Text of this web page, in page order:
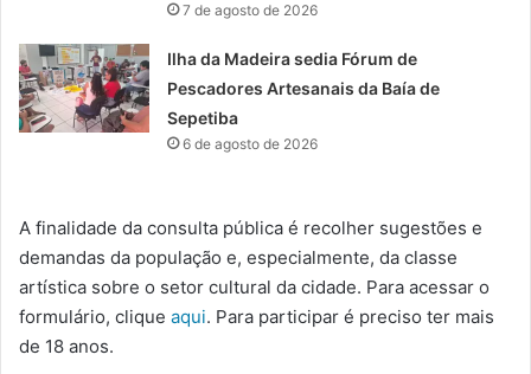
7 de agosto de 2026
Ilha da Madeira sedia Fórum de
Pescadores Artesanais da Baía de
Sepetiba
6 de agosto de 2026
A finalidade da consulta pública é recolher sugestões e
demandas da população e, especialmente, da classe
artística sobre o setor cultural da cidade. Para acessar o
formulário, clique aqui. Para participar é preciso ter mais
de 18 anos.